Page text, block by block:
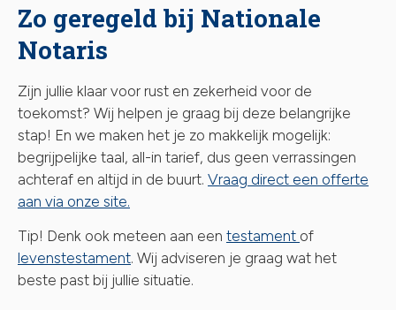
Zo geregeld bij Nationale
Notaris
Zijn jullie klaar voor rust en zekerheid voor de
toekomst? Wij helpen je graag bij deze belangrijke
stap! En we maken het je zo makkelijk mogelijk:
begrijpelijke taal, all-in tarief, dus geen verrassingen
achteraf en altijd in de buurt. Vraag direct een offerte
aan via onze site.
Tip! Denk ook meteen aan een testament of
levenstestament. Wij adviseren je graag wat het
beste past bij jullie situatie.